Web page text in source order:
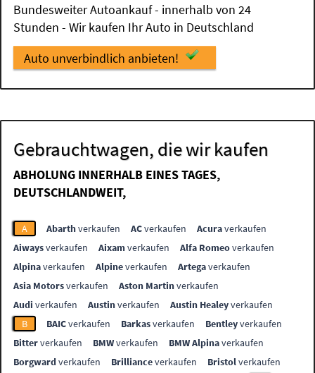
Bundesweiter Autoankauf - innerhalb von 24
Stunden - Wir kaufen Ihr Auto in Deutschland
Auto unverbindlich anbieten!
Gebrauchtwagen, die wir kaufen
ABHOLUNG INNERHALB EINES TAGES,
DEUTSCHLANDWEIT,
A Abarthverkaufen ACverkaufen Acuraverkaufen
Aiwaysverkaufen Aixamverkaufen Alfa Romeoverkaufen
Alpinaverkaufen Alpineverkaufen Artegaverkaufen
Asia Motorsverkaufen Aston Martinverkaufen
Audi verkaufen Austinverkaufen Austin Healeyverkaufen
B
BAICverkaufen Barkasverkaufen Bentleyverkaufen
Bitterverkaufen BMWverkaufen BMW Alpinaverkaufen
Borgwardverkaufen Brillianceverkaufen Bristolverkaufen